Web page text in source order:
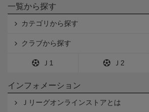
一覧から探す
カテゴリから探す
クラブから探す
Ｊ1 Ｊ2
インフォメーション
Ｊリーグオンラインストアとは